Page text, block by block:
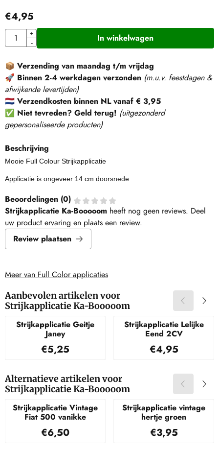
€4,95
Aantal
+
-
In winkelwagen
📦 Verzending van maandag t/m vrijdag
🚀 Binnen 2-4 werkdagen verzonden (m.u.v. feestdagen &
afwijkende levertijden)
🇳🇱 Verzendkosten binnen NL vanaf € 3,95
✅ Niet tevreden? Geld terug! (uitgezonderd
gepersonaliseerde producten)
Beschrijving
Mooie Full Colour Strijkapplicatie
Applicatie is ongeveer 14 cm doorsnede
Beoordelingen (0)
Strijkapplicatie Ka-Booooom heeft nog geen reviews. Deel
uw product ervaring en plaats een review.
Review plaatsen
Meer van Full Color applicaties
Aanbevolen artikelen voor
Strijkapplicatie Ka-Booooom
Strijkapplicatie Geitje
Janey
Prijs: 5,25
€5,25
Strijkapplicatie Lelijke
Eend 2CV
Prijs: 4,95
€4,95
Alternatieve artikelen voor
Strijkapplicatie Ka-Booooom
Strijkapplicatie Vintage
Fiat 500 vanikke
Prijs: 6,50
€6,50
Strijkapplicatie vintage
hertje groen
Prijs: 3,95
€3,95